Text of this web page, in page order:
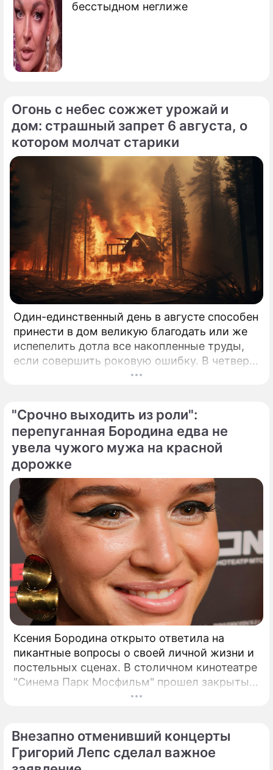
бесстыдном неглиже
Огонь с небес сожжет урожай и
дом: страшный запрет 6 августа, о
котором молчат старики
Один-единственный день в августе способен
принести в дом великую благодать или же
испепелить дотла все накопленные труды,
если совершить роковую ошибку. В четверг,
6 августа 2026 года, православная церковь
и Глеба.
"Срочно выходить из роли":
перепуганная Бородина едва не
увела чужого мужа на красной
дорожке
Ксения Бородина открыто ответила на
пикантные вопросы о своей личной жизни и
постельных сценах. В столичном кинотеатре
"Синема Парк Мосфильм" прошел закрытый
показ романтической комедии с элементами
Внезапно отменивший концерты
Григорий Лепс сделал важное